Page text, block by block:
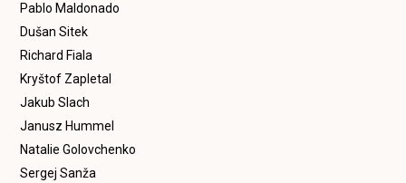
Pablo Maldonado
Dušan Sitek
Richard Fiala
Kryštof Zapletal
Jakub Slach
Janusz Hummel
Natalie Golovchenko
Sergej Sanža